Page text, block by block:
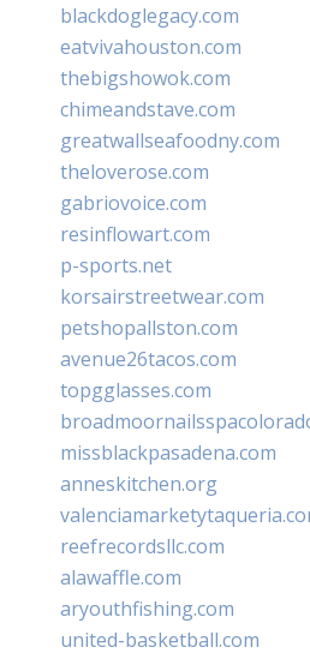
blackdoglegacy.com
eatvivahouston.com
thebigshowok.com
chimeandstave.com
greatwallseafoodny.com
theloverose.com
gabriovoice.com
resinflowart.com
p-sports.net
korsairstreetwear.com
petshopallston.com
avenue26tacos.com
topgglasses.com
missblackpasadena.com
anneskitchen.org
reefrecordsllc.com
alawaffle.com
aryouthfishing.com
united-basketball.com